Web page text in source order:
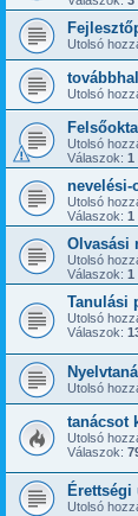
Utolsó
Utolsó
Utolsó
Válaszok: 1
nevelési-
Utolsó
Válaszok: 1
Olvasási
Utolsó
Válaszok: 1
Tanulási
Utolsó
Válaszok:
Utolsó
tanácsot
Utolsó
Válaszok:
Utolsó